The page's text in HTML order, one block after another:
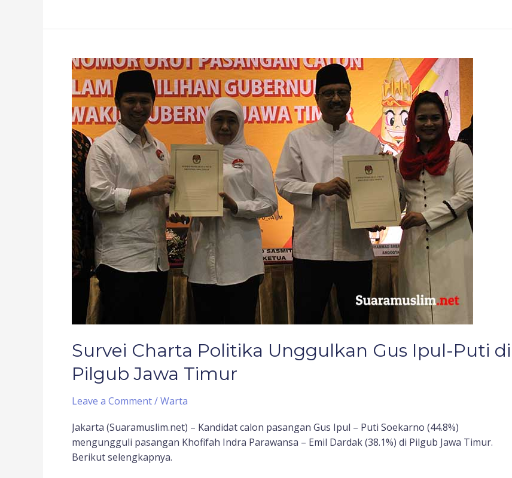
Survei Charta Politika Unggulkan Gus Ipul-Puti di
Pilgub Jawa Timur
Leave a Comment/Warta
Jakarta (Suaramuslim.net) – Kandidat calon pasangan Gus Ipul – Puti Soekarno (44.8%)
mengungguli pasangan Khofifah Indra Parawansa – Emil Dardak (38.1%) di Pilgub Jawa Timur.
Berikut selengkapnya.
Survei
Charta
Politika
Unggulkan
Gus
Ipul-
Puti
di
Pilgub
Jawa
Timur